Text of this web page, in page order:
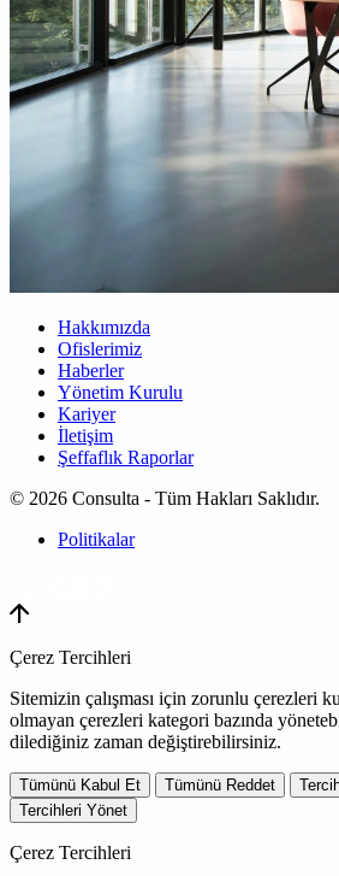
Hakkımızda
Ofislerimiz
Haberler
Yönetim Kurulu
Kariyer
İletişim
Şeffaflık Raporlar
© 2026 Consulta - Tüm Hakları Saklıdır.
Politikalar
Çerez Tercihleri
Sitemizin çalışması için zorunlu çerezleri
olmayan çerezleri kategori bazında
dilediğiniz zaman değiştirebilirsiniz.
Tümünü Kabul Et Tümünü Reddet
Tercihleri Yönet
Çerez Tercihleri